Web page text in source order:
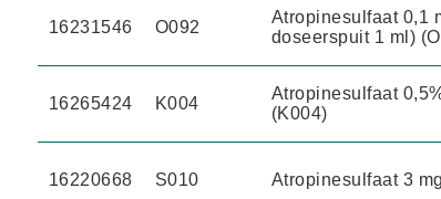
16231546 O092
Atropinesulfaat 0,1
doseerspuit 1 ml)
16265424 K004
Atropinesulfaat
(K004)
16220668 S010 Atropinesulfaat 3